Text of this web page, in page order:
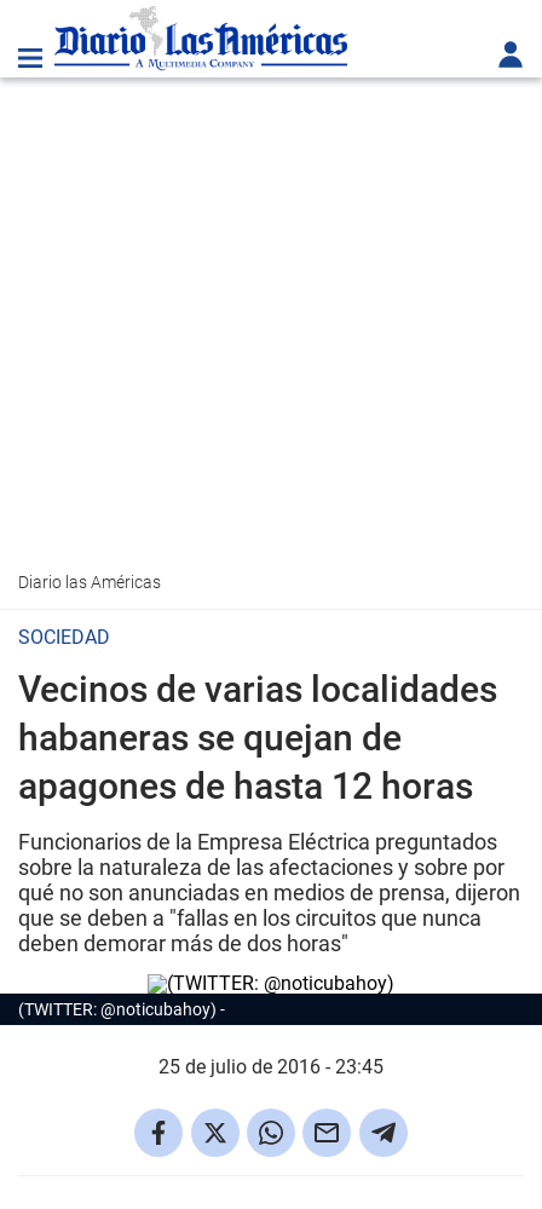
Diario las Américas
SOCIEDAD
Vecinos de varias localidades
habaneras se quejan de
apagones de hasta 12 horas
Funcionarios de la Empresa Eléctrica preguntados
sobre la naturaleza de las afectaciones y sobre por
qué no son anunciadas en medios de prensa, dijeron
que se deben a "fallas en los circuitos que nunca
deben demorar más de dos horas"
(TWITTER: @noticubahoy)
25 de julio de 2016 - 23:45